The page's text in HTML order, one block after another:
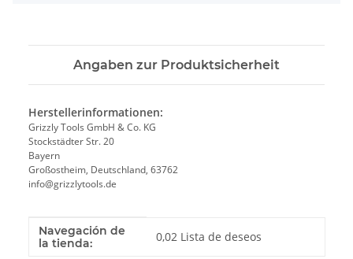
Angaben zur Produktsicherheit
Herstellerinformationen:
Grizzly Tools GmbH & Co. KG
Stockstädter Str. 20
Bayern
Großostheim, Deutschland, 63762
info@grizzlytools.de
Valor
Fabricante
Navegación de
la tienda:
0,02 Lista de deseos